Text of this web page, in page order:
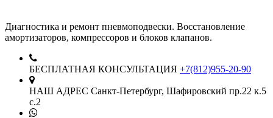
Диагностика и ремонт пневмоподвески. Восстановление
амортизаторов, компрессоров и блоков клапанов.
БЕСПЛАТНАЯ КОНСУЛЬТАЦИЯ +7(812)955-20-90
НАШ АДРЕС Санкт-Петербург, Шафировский пр.22 к.5
с.2